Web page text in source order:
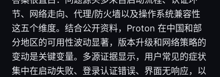
节、网络走向、代理/防火墙以及操作系统兼容性
这五个维度。结合公开资料，Proton 在中国和部
分地区的可用性波动显著，版本升级和网络策略的
变动是关键变量。多源证据显示，用户常见的症状
集中在启动失败、登录认证错误、界面无响应，以